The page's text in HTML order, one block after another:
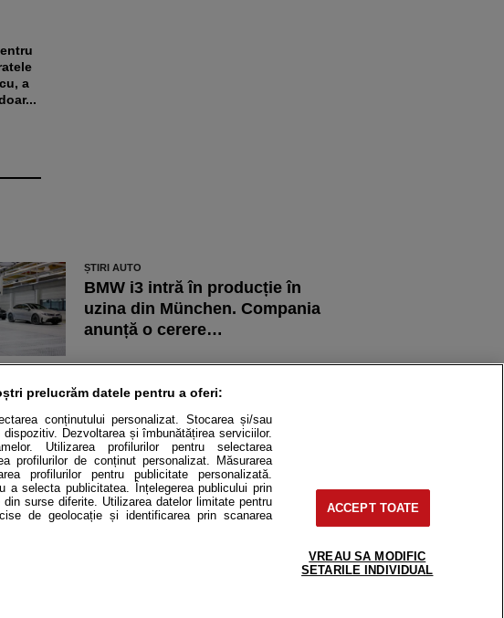
a
ȘTIRI AUTO
BMW i3 intră în producție în
uzina din München. Compania
anunță o cerere…
Final de drum pentru actuala
generație de BMW X5. Ultimele
200 de unități…
cu Prioritate Cât costă?
prelucrăm datele pentru a oferi:
conținutului personalizat. Stocarea și/sau
Dezvoltarea și îmbunătățirea serviciilor.
Utilizarea profilurilor pentru selectarea
profilurilor de conținut personalizat. Măsurarea
profilurilor pentru publicitate personalizată.
a selecta publicitatea. Înțelegerea publicului prin
surse diferite. Utilizarea datelor limitate pentru
de geolocație și identificarea prin scanarea
ACCEPT TOATE
VREAU SA MODIFIC
SETARILE INDIVIDUAL